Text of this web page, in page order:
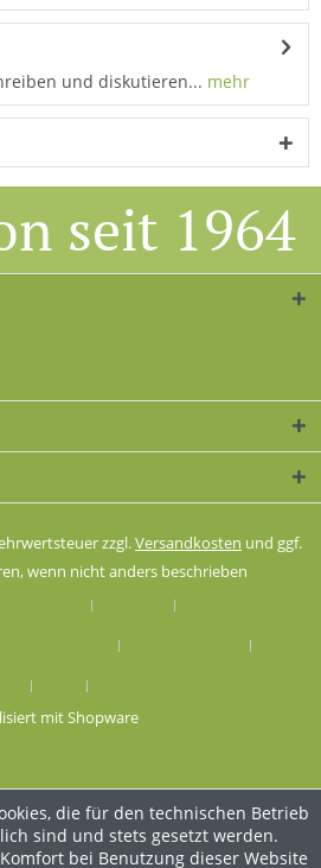
und diskutieren... mehr
seit 1964
zzgl.Versandkosten und ggf.
wenn nicht anders beschrieben
mit Shopware
die für den technischen Betrieb
sind und stets gesetzt werden.
bei Benutzung dieser Website